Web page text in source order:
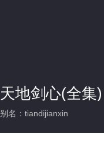
天地剑心(全集)
别名：tiandijianxin